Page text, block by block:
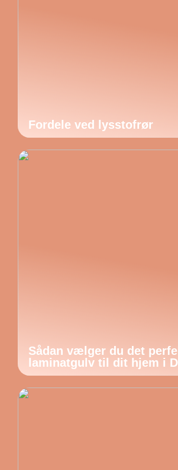
Fordele ved lysstofrør
Sådan vælger du det
laminatgulv til dit hjem i